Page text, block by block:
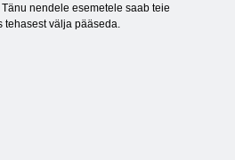
nendele esemetele saab teie
tehasest välja pääseda.